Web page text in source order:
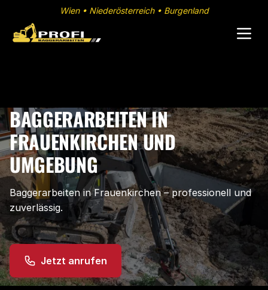
Wien • Niederösterreich • Burgenland
BAGGERARBEITEN IN
FRAUENKIRCHEN UND
UMGEBUNG
Baggerarbeiten in Frauenkirchen – professionell und
zuverlässig.
Jetzt anrufen